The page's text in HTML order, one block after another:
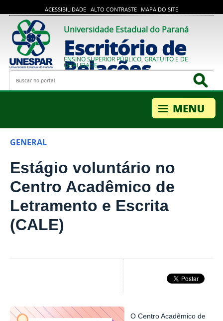
ACESSIBILIDADE ALTO CONTRASTE MAPA DO SITE
Universidade Estadual do Paraná
Escritório de
Relações
Internacionais
ENSINO SUPERIOR PÚBLICO, GRATUITO E DE
QUALIDADE
Busca
GENERAL
Estágio voluntário no
Centro Acadêmico de
Letramento e Escrita
(CALE)
O Centro Acadêmico de